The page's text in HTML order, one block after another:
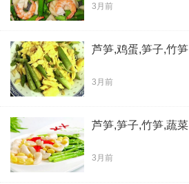
3月前
芦笋,鸡蛋,笋子,竹笋
3月前
芦笋,笋子,竹笋,蔬菜
3月前